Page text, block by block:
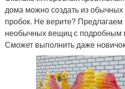
дома можно создать из обычных
пробок. Не верите?
необычных вещиц с подробным
Сможет выполнить даже